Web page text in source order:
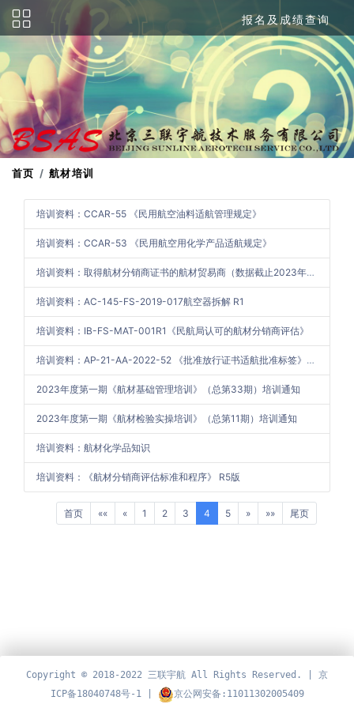
报名及成绩查询
首页 航材培训
培训资料：CCAR-55 《民用航空油料适航管理规定》
培训资料：CCAR-53 《民用航空用化学产品适航规定》
培训资料：取得航材分销商证书的航材贸易商（数据截止2023年2月28日）
培训资料：AC-145-FS-2019-017航空器拆解 R1
培训资料：IB-FS-MAT-001R1《民航局认可的航材分销商评估》
培训资料：AP-21-AA-2022-52 《批准放行证书适航批准标签》的签发与管理程序
2023年度第一期《航材基础管理培训》（总第33期）培训通知
2023年度第一期《航材检验实操培训》（总第11期）培训通知
培训资料：航材化学品知识
培训资料：《航材分销商评估标准和程序》 R5版
首页 «« « 1 2 3 4 (current)
5 » »» 尾页
Copyright © 2018-2022 三联宇航 All Rights Reserved. | 京
ICP备18040748号-1| 京公网安备:11011302005409